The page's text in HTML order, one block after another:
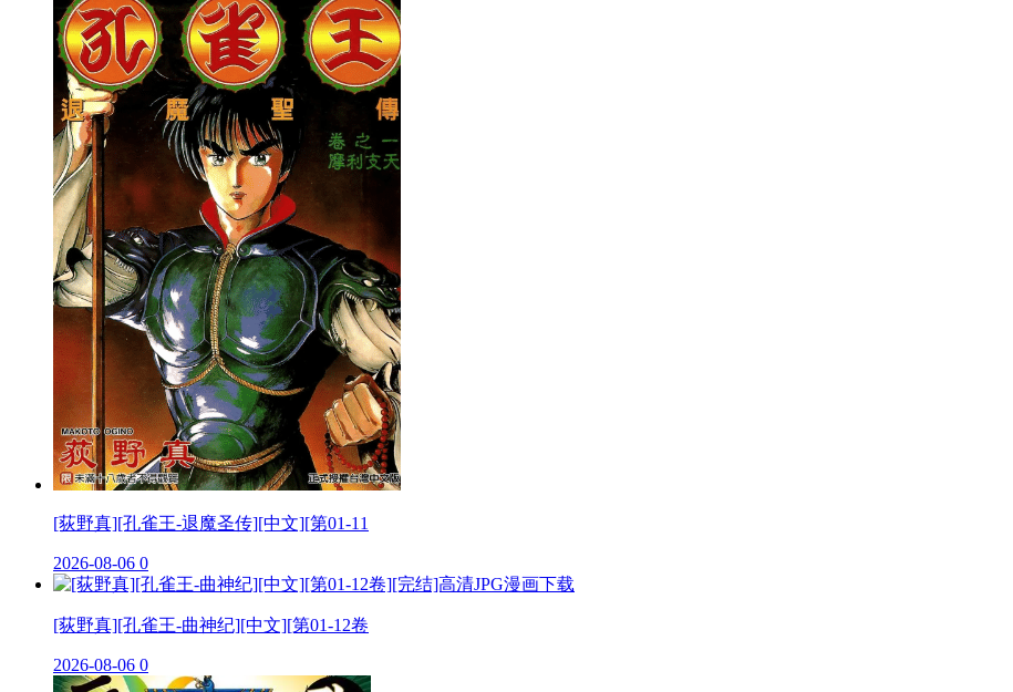
[荻野真][孔雀王-退魔圣传][中文][第01-11
2026-08-06 0
[荻野真][孔雀王-曲神纪][中文][第01-12卷
2026-08-06 0